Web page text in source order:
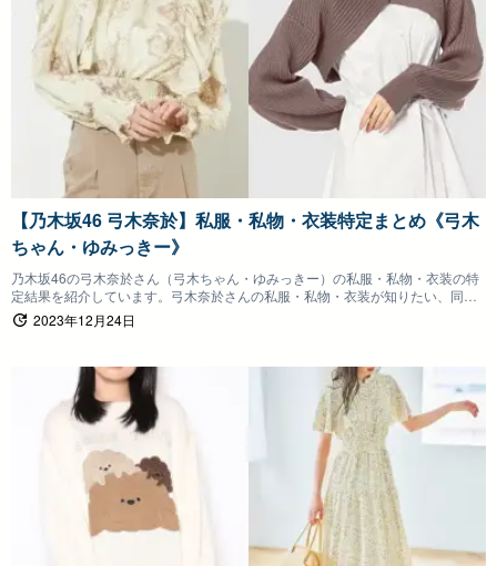
【乃木坂46 弓木奈於】私服・私物・衣装特定まとめ《弓木
ちゃん・ゆみっきー》
乃木坂46の弓木奈於さん（弓木ちゃん・ゆみっきー）の私服・私物・衣装の特
定結果を紹介しています。弓木奈於さんの私服・私物・衣装が知りたい、同じ
ものを身につけたいファンの方は参考にしていただけると嬉しいです。
2023年12月24日